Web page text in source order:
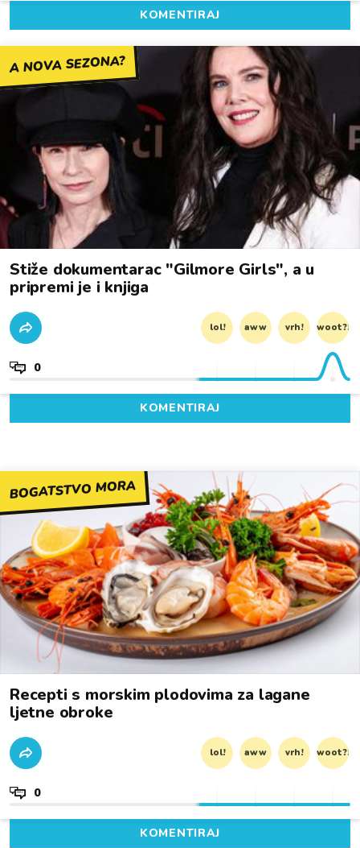
KOMENTIRAJ
A NOVA SEZONA?
Stiže dokumentarac "Gilmore Girls", a u
pripremi je i knjiga
lol! aww vrh! woot?!
0
KOMENTIRAJ
BOGATSTVO MORA
Recepti s morskim plodovima za lagane
ljetne obroke
lol! aww vrh! woot?!
0
KOMENTIRAJ